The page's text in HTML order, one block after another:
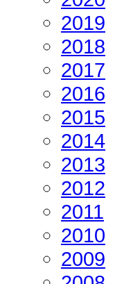
2019
2018
2017
2016
2015
2014
2013
2012
2011
2010
2009